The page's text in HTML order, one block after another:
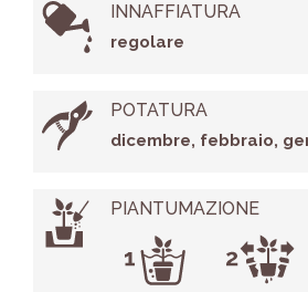
INNAFFIATURA
regolare
POTATURA
dicembre, febbraio,
PIANTUMAZIONE